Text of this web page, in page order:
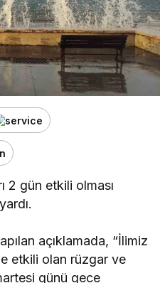
2 gün etkili olması
açıklamada, “İlimiz
etkili olan rüzgar ve
günü gece